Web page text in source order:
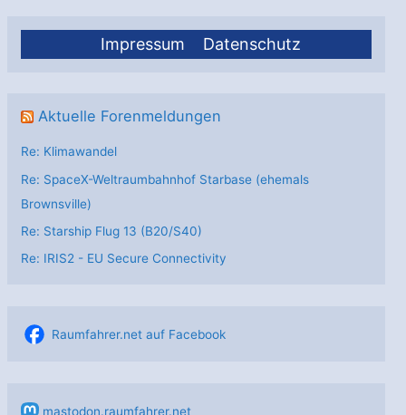
Impressum Datenschutz
Aktuelle Forenmeldungen
Re: Klimawandel
Re: SpaceX-Weltraumbahnhof Starbase (ehemals
Brownsville)
Re: Starship Flug 13 (B20/S40)
Re: IRIS2 - EU Secure Connectivity
Raumfahrer.net auf Facebook
mastodon.raumfahrer.net